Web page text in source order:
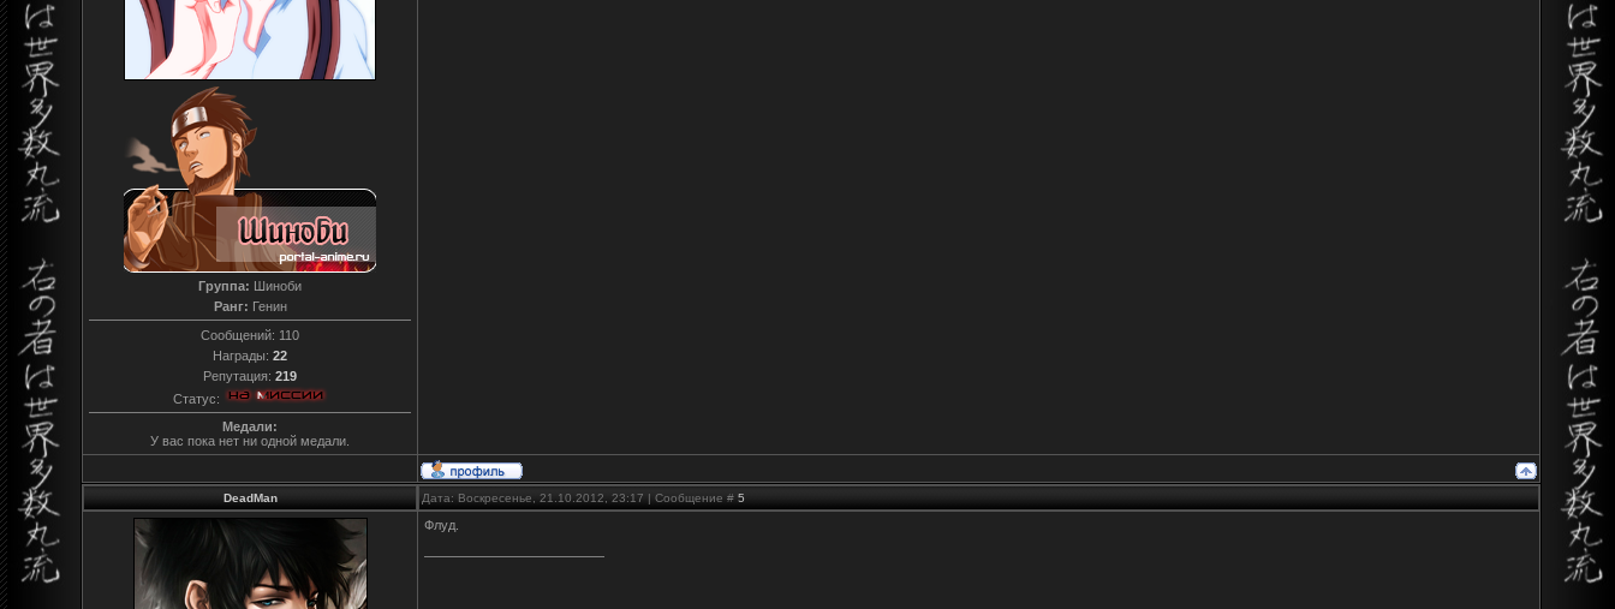
Группа: Шиноби
Ранг: Генин
Сообщений: 110
Награды: 22
Репутация: 219
Статус:
Медали:
У вас пока нет ни одной медали.
DeadMan Дата: Воскресенье, 21.10.2012, 23:17 | Сообщение # 5
Флуд.